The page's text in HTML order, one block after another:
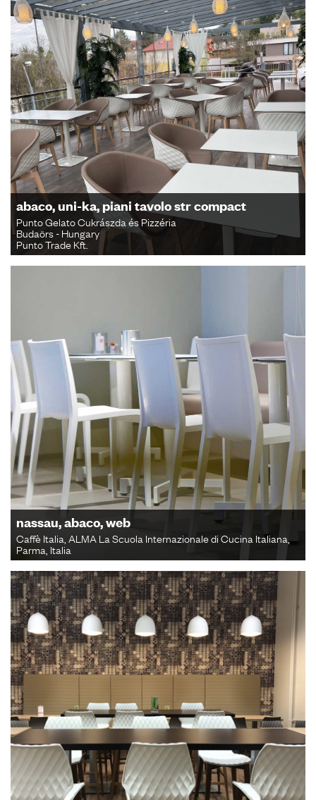
abaco, uni-ka, piani tavolo str compact
Punto Gelato Cukrászda és Pizzéria
Budaörs - Hungary
Punto Trade Kft.
nassau, abaco, web
Caffè Italia, ALMA La Scuola Internazionale di Cucina Italiana,
Parma, Italia